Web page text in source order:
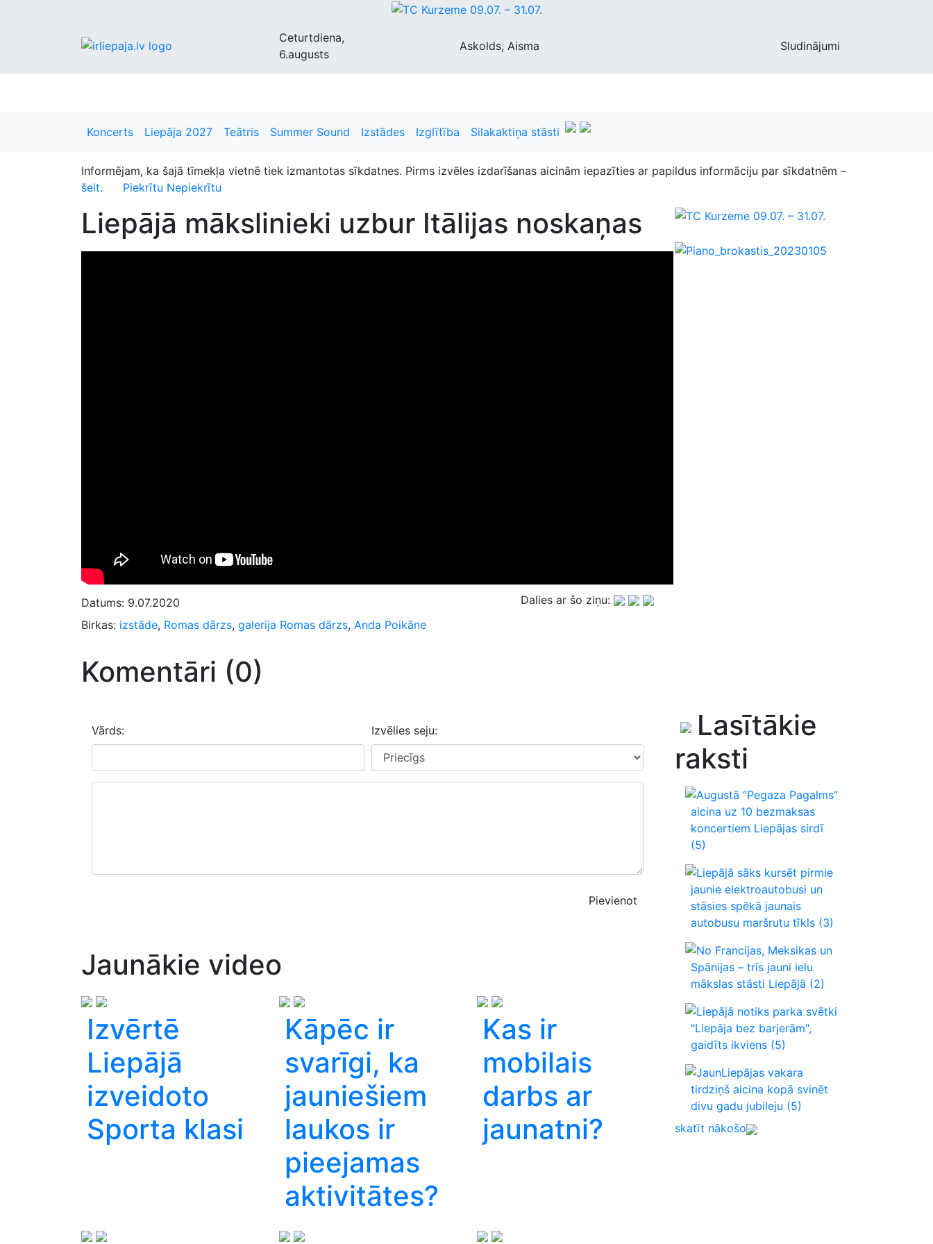
Ceturtdiena,
6.augusts
Askolds, Aisma Sludinājumi
Koncerts Liepāja 2027 Teātris Summer Sound Izstādes Izglītība Silakaktiņa stāsti
Informējam, ka šajā tīmekļa vietnē tiek izmantotas sīkdatnes. Pirms izvēles izdarīšanas aicinām iepazīties ar papildus informāciju par sīkdatnēm –
šeit.
Piekrītu Nepiekrītu
Liepājā mākslinieki uzbur Itālijas noskaņas
Datums: 9.07.2020
Dalies ar šo ziņu:
Birkas: izstāde, Romas dārzs, galerija Romas dārzs, Anda Poikāne
Komentāri (0)
Vārds: Izvēlies seju:
Pievienot
Jaunākie video
Izvērtē
Liepājā
izveidoto
Sporta klasi
Kāpēc ir
svarīgi, ka
jauniešiem
laukos ir
pieejamas
aktivitātes?
Kas ir
mobilais
darbs ar
jaunatni?
Lasītākie
raksti
Augustā “Pegaza Pagalms”
aicina uz 10 bezmaksas
koncertiem Liepājas sirdī
(5)
Liepājā sāks kursēt pirmie
jaunie elektroautobusi un
stāsies spēkā jaunais
autobusu maršrutu tīkls (3)
No Francijas, Meksikas un
Spānijas – trīs jauni ielu
mākslas stāsti Liepājā (2)
Liepājā notiks parka svētki
"Liepāja bez barjerām",
gaidīts ikviens (5)
JaunLiepājas vakara
tirdziņš aicina kopā svinēt
divu gadu jubileju (5)
skatīt nākošo